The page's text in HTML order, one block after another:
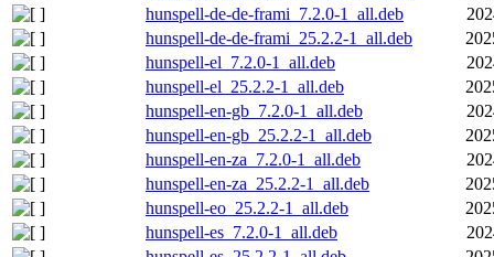
hunspell-de-de-frami_7.2.0-1_all.deb
hunspell-de-de-frami_25.2.2-1_all.deb
hunspell-el_7.2.0-1_all.deb
hunspell-el_25.2.2-1_all.deb
hunspell-en-gb_7.2.0-1_all.deb
hunspell-en-gb_25.2.2-1_all.deb
hunspell-en-za_7.2.0-1_all.deb
hunspell-en-za_25.2.2-1_all.deb
hunspell-eo_25.2.2-1_all.deb
hunspell-es_7.2.0-1_all.deb